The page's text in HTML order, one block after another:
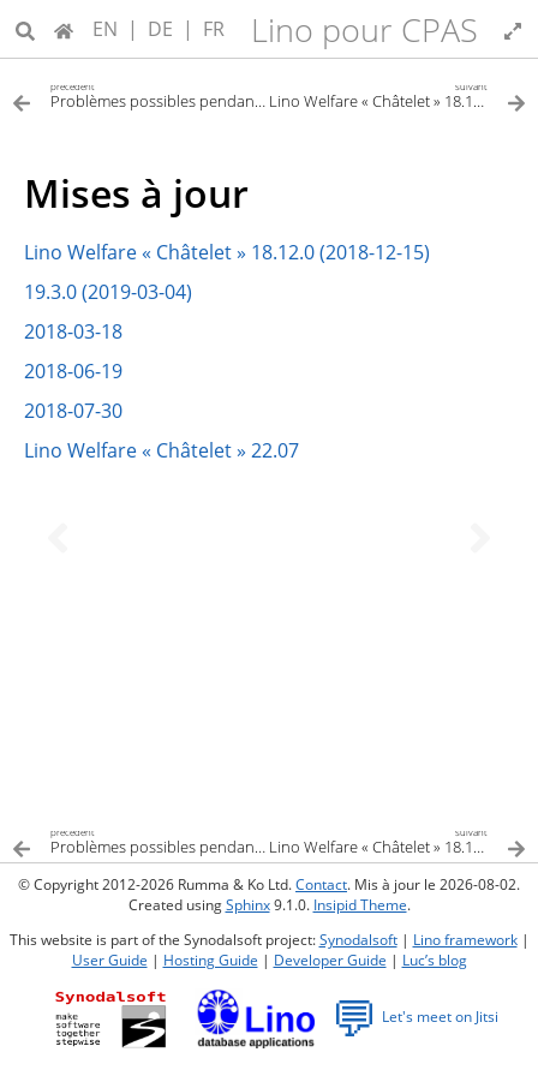
EN | DE | FR Lino pour CPAS
précédent
Problèmes possibles pendant la lecture d’une carte d’identité
suivant
Lino Welfare « Châtelet » 18.12.0 (2018-12-15)
Mises à jour
Lino Welfare « Châtelet » 18.12.0 (2018-12-15)
19.3.0 (2019-03-04)
2018-03-18
2018-06-19
2018-07-30
Lino Welfare « Châtelet » 22.07
précédent
Problèmes possibles pendant la lecture d’une carte d’identité
suivant
Lino Welfare « Châtelet » 18.12.0 (2018-12-15)
© Copyright 2012-2026 Rumma & Ko Ltd.Contact. Mis à jour le 2026-08-02.
Created usingSphinx9.1.0. Insipid Theme.
This website is part of the Synodalsoft project:Synodalsoft| Lino framework|
User Guide | Hosting Guide | Developer Guide | Luc’s blog
💬 Let's meet on Jitsi